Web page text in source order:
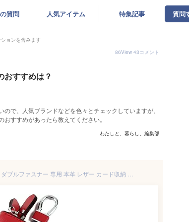
質問 人気アイテム 特集記事 質問
ョンを含みます
86View 43コメント
おすすめは？
で、人気ブランドなどを色々とチェックしていますが、
すすめがあったら教えてください。
わたしと、暮らし。編集部